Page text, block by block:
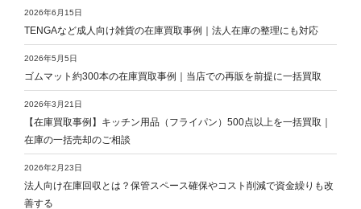
TENGAなど成人向け雑貨の在庫買取事例｜法人在庫の整理にも対応
2026年6月15日
ゴムマット約300本の在庫買取事例｜当店での再販を前提に一括買取
2026年5月5日
【在庫買取事例】キッチン用品（フライパン）500点以上を一括買取｜
在庫の一括売却のご相談
2026年3月21日
法人向け在庫回収とは？保管スペース確保やコスト削減で資金繰りも改
善する
2026年2月23日